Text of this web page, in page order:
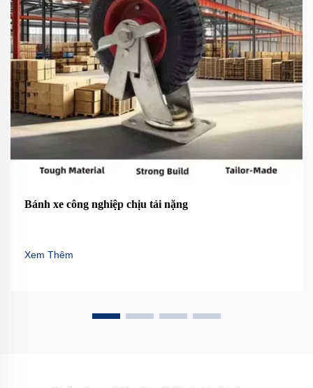
Bánh xe công nghiệp chịu tải nặng
Xem Thêm